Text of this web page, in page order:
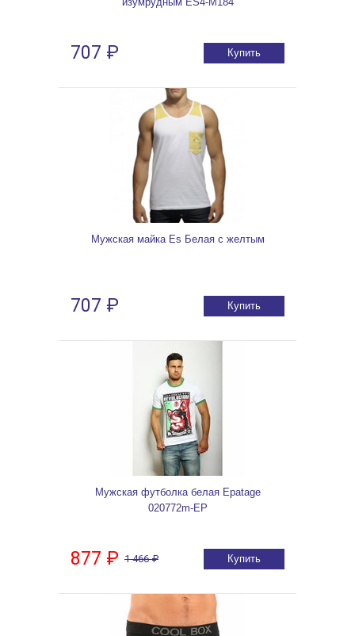
707 ₽ Купить
Мужская майка Es Белая с желтым
707 ₽ Купить
Мужская футболка белая Epatage
020772m-EP
877 ₽ 1 466 ₽ Купить